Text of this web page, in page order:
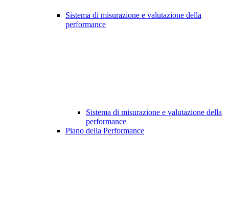
Sistema di misurazione e valutazione della
performance
Sistema di misurazione e valutazione della
performance
Piano della Performance